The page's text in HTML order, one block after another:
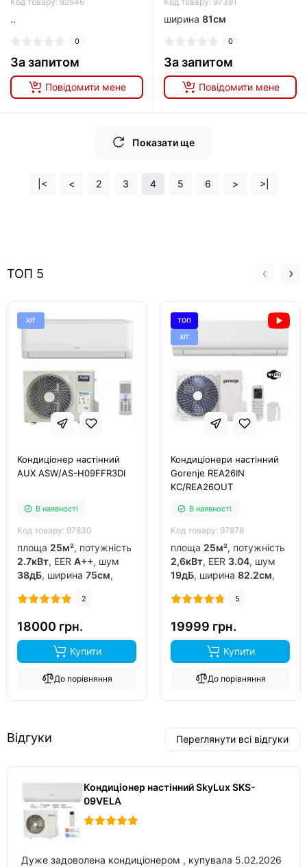
..
0
За запитом
Повідомити мене
ширина 81см
0
За запитом
Повідомити мене
Показати ще
|< < 2 3 4 5 6 > >|
ТОП 5
ХІТ
Кондиціонер настінний
AUX ASW/AS-H09FFR3DI
В наявності
Код товару: 97830
площа 25м², потужність
2.7кВт, EER A++, шум
38дБ, ширина 75см,
китай, інвертор
2
18000 грн.
Купити
До порівняння
ТОП
ХІТ
Кондиціонери настінний
Gorenje REA26IN
KC/REA26OUT
В наявності
Код товару: 97878
площа 25м², потужність
2,6кВт, EER 3.04, шум
19дБ, ширина 82.2см,
китай, інвертор
5
19999 грн.
Купити
До порівняння
Відгуки Переглянути всі відгуки
Кондиціонер настінний SkyLux SKS-
09VELA
Дуже задоволена кондиціонером , купувала 5.02.2026